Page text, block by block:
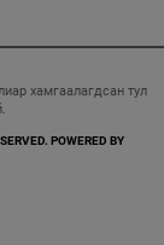
хамгаалагдсан тул
POWERED BY